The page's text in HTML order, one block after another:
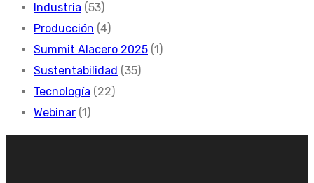
Industria (53)
Producción (4)
Summit Alacero 2025 (1)
Sustentabilidad (35)
Tecnología (22)
Webinar (1)